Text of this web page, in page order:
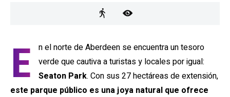
E
n el norte de Aberdeen se encuentra un tesoro
verde que cautiva a turistas y locales por igual:
Seaton Park. Con sus 27 hectáreas de extensión,
este parque público es una joya natural que ofrece